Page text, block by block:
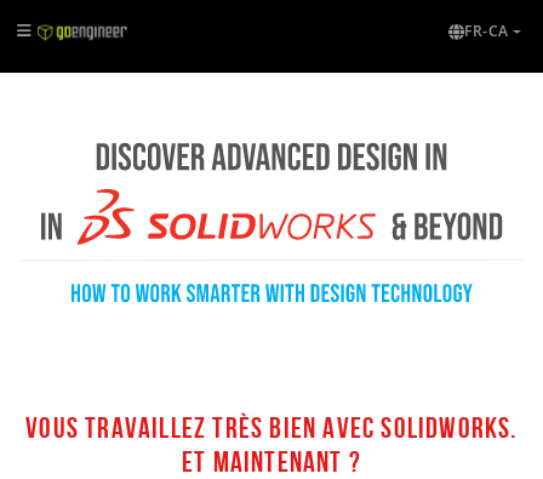
FR-CA
Vous travaillez très bien avec SoLIDWORKS.
Et maintenant ?